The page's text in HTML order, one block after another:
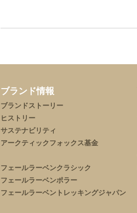
ブランド情報
ブランドストーリー
ヒストリー
サステナビリティ
アークティックフォックス基金
フェールラーベンクラシック
フェールラーベンポラー
フェールラーベントレッキングジャパン